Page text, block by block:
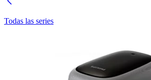
Todas las series